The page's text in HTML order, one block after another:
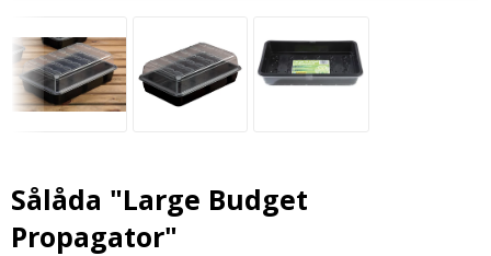
Sålåda "Large Budget
Propagator"